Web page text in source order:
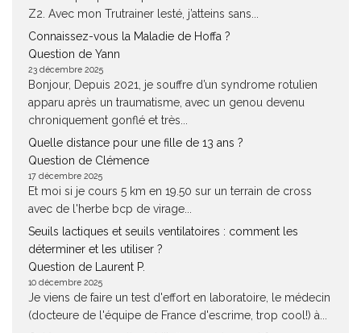
Z2. Avec mon Trutrainer lesté, j’atteins sans...
Connaissez-vous la Maladie de Hoffa ?
Question de Yann
23 décembre 2025
Bonjour, Depuis 2021, je souffre d’un syndrome rotulien
apparu après un traumatisme, avec un genou devenu
chroniquement gonflé et très...
Quelle distance pour une fille de 13 ans ?
Question de Clémence
17 décembre 2025
Et moi si je cours 5 km en 19.50 sur un terrain de cross
avec de l'herbe bcp de virage...
Seuils lactiques et seuils ventilatoires : comment les
déterminer et les utiliser ?
Question de Laurent P.
10 décembre 2025
Je viens de faire un test d'effort en laboratoire, le médecin
(docteure de l'équipe de France d'escrime, trop cool!) à...